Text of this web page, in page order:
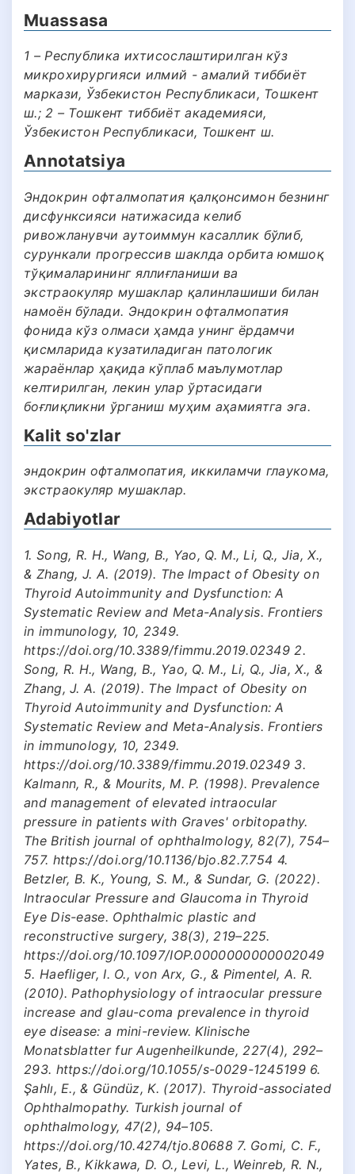
Muassasa
1 – Республика ихтисослаштирилган кўз
микрохирургияси илмий - амалий тиббиёт
маркази, Ўзбекистон Республикаси, Тошкент
ш.; 2 – Тошкент тиббиёт академияси,
Ўзбекистон Республикаси, Тошкент ш.
Annotatsiya
Эндокрин офталмопатия қалқонсимон безнинг
дисфунксияси натижасида келиб
ривожланувчи аутоиммун касаллик бўлиб,
сурункали прогрессив шаклда орбита юмшоқ
тўқималарининг яллиғланиши ва
экстраокуляр мушаклар қалинлашиши билан
намоён бўлади. Эндокрин офталмопатия
фонида кўз олмаси ҳамда унинг ёрдамчи
қисмларида кузатиладиган патологик
жараёнлар ҳақида кўплаб маълумотлар
келтирилган, лекин улар ўртасидаги
боғлиқликни ўрганиш муҳим аҳамиятга эга.
Kalit so'zlar
эндокрин офталмопатия, иккиламчи глаукома,
экстраокуляр мушаклар.
Adabiyotlar
1. Song, R. H., Wang, B., Yao, Q. M., Li, Q., Jia, X.,
& Zhang, J. A. (2019). The Impact of Obesity on
Thyroid Autoimmunity and Dysfunction: A
Systematic Review and Meta-Analysis. Frontiers
in immunology, 10, 2349.
https://doi.org/10.3389/fimmu.2019.02349 2.
Song, R. H., Wang, B., Yao, Q. M., Li, Q., Jia, X., &
Zhang, J. A. (2019). The Impact of Obesity on
Thyroid Autoimmunity and Dysfunction: A
Systematic Review and Meta-Analysis. Frontiers
in immunology, 10, 2349.
https://doi.org/10.3389/fimmu.2019.02349 3.
Kalmann, R., & Mourits, M. P. (1998). Prevalence
and management of elevated intraocular
pressure in patients with Graves' orbitopathy.
The British journal of ophthalmology, 82(7), 754–
757. https://doi.org/10.1136/bjo.82.7.754 4.
Betzler, B. K., Young, S. M., & Sundar, G. (2022).
Intraocular Pressure and Glaucoma in Thyroid
Eye Dis-ease. Ophthalmic plastic and
reconstructive surgery, 38(3), 219–225.
https://doi.org/10.1097/IOP.0000000000002049
5. Haefliger, I. O., von Arx, G., & Pimentel, A. R.
(2010). Pathophysiology of intraocular pressure
increase and glau-coma prevalence in thyroid
eye disease: a mini-review. Klinische
Monatsblatter fur Augenheilkunde, 227(4), 292–
293. https://doi.org/10.1055/s-0029-1245199 6.
Şahlı, E., & Gündüz, K. (2017). Thyroid-associated
Ophthalmopathy. Turkish journal of
ophthalmology, 47(2), 94–105.
https://doi.org/10.4274/tjo.80688 7. Gomi, C. F.,
Yates, B., Kikkawa, D. O., Levi, L., Weinreb, R. N.,